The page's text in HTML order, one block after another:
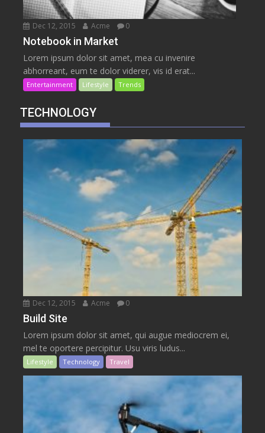
Dec 12, 2015 Acme 0
Notebook in Market
Lorem ipsum dolor sit amet, mea cu invenire
abhorreant, eum te dolor viderer, vis id erat...
Entertainment Lifestyle Trends
TECHNOLOGY
Dec 12, 2015 Acme 0
Build Site
Lorem ipsum dolor sit amet, qui augue mediocrem ei,
mel te oportere percipitur. Usu viris ludus...
Lifestyle Technology Travel